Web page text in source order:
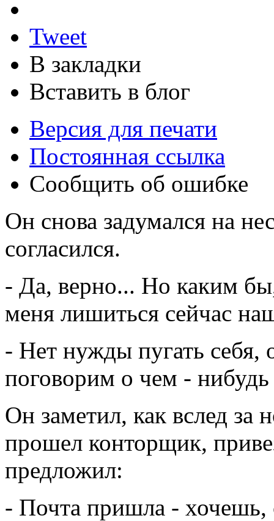
Tweet
В закладки
Вставить в блог
Версия для печати
Постоянная ссылка
Сообщить об ошибке
Он снова задумался на
согласился.
- Да, верно... Но каким
меня лишиться сейчас
- Нет нужды пугать себя,
поговорим о чем -
Он заметил, как вслед
прошел конторщик,
предложил:
- Почта пришла - хочешь,